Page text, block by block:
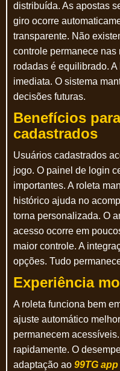
distribuída. As apostas
giro ocorre
transparente. Não
controle permanece nas
rodadas é equilibrado.
imediata. O sistema
decisões futuras.
Benefícios
cadastrados
Usuários cadastrados
jogo. O painel de login
importantes. A roleta
histórico ajuda no
torna personalizada. O
acesso ocorre em
maior controle. A
opções. Tudo
Experiência
A roleta funciona bem
ajuste automático
permanecem
rapidamente. O
adaptação ao 99TG app